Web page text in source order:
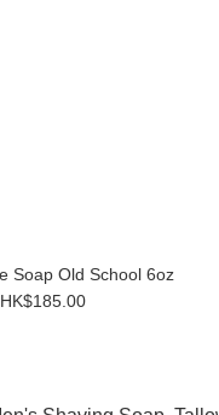
Moon Shave Soap Old School 6oz
HK$185.00